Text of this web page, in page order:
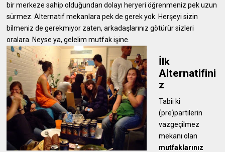
bir merkeze sahip olduğundan dolayı heryeri öğrenmeniz pek uzun
sürmez. Alternatif mekanlara pek de gerek yok. Herşeyi sizin
bilmeniz de gerekmiyor zaten, arkadaşlarınız götürür sizleri
oralara. Neyse ya, gelelim mutfak işine.
İlk
Alternatifini
z
Tabii ki
(pre)partilerin
vazgeçilmez
mekanı olan
mutfaklarınız